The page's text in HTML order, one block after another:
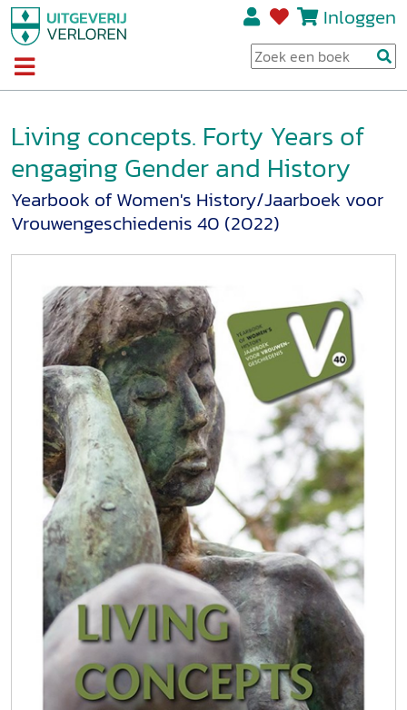
Inloggen
Living concepts. Forty Years of
engaging Gender and History
Yearbook of Women's History/Jaarboek voor
Vrouwengeschiedenis 40 (2022)